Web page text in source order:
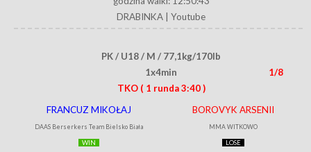
DRABINKA
Youtube
PK / U18 / M / 77,1kg/170lb
1x4min
1/8
TKO ( 1 runda 3:40 )
FRANCUZ MIKOŁAJ
DAAS Berserkers Team Bielsko Biała
WIN
BOROVYK ARSENII
MMA WITKOWO
LOSE